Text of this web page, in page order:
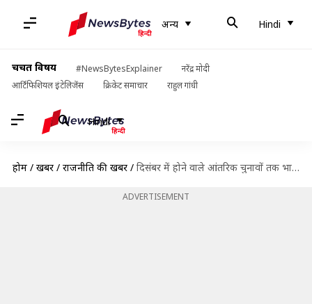
अन्य Hindi
चर्चित विषय #NewsBytesExplainer
नरेंद्र मोदी
आर्टिफिशियल इंटेलिजेंस
क्रिकेट समाचार राहुल गांधी
Hindi
होम / खबरें / राजनीति की खबरें / दिसंबर में होने वाले आंतरिक चुनावों तक भाजपा अध्यक्ष बने रह सकते हैं अमित शाह
ADVERTISEMENT